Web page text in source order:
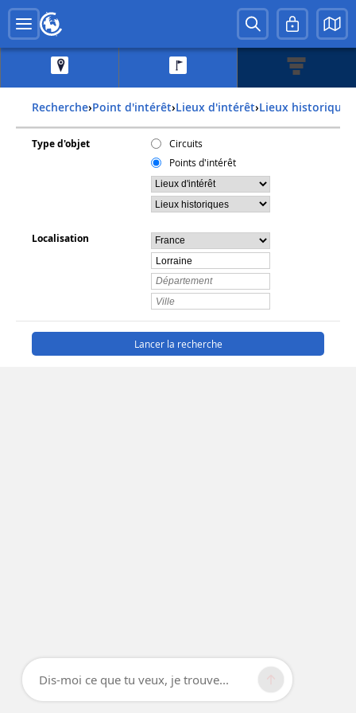
Recherche› Point d'intérêt› Lieux d'intérêt› Lieux historiques
Type d'objet
Circuits
Points d'intérêt
Localisation
Dis-moi ce que tu veux, je trouve...